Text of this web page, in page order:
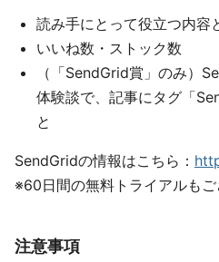
読み手にとって役立つ内容
いいね数・ストック数
（「SendGrid賞」のみ）
体験談で、記事にタグ「
と
SendGridの情報はこちら：
※60日間の無料トライアルもご
注意事項